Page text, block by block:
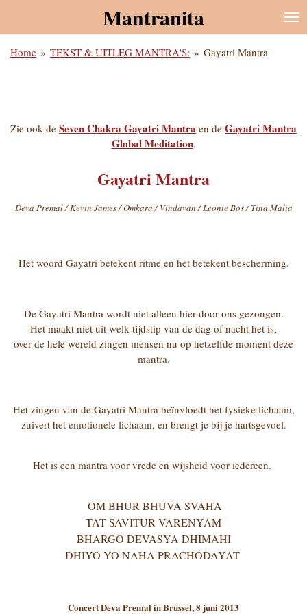
de
Mantranita
Home » TEKST & UITLEG MANTRA'S: » Gayatri Mantra
Zie ook de Seven Chakra Gayatri Mantra en de Gayatri Mantra
Global Meditation.
Gayatri Mantra
Deva Premal / Kevin James / Omkara / Vindavan / Leonie Bos / Tina Malia
Het woord Gayatri betekent ritme en het betekent bescherming.
De Gayatri Mantra wordt niet alleen hier door ons gezongen.
Het maakt niet uit welk tijdstip van de dag of nacht het is,
over de hele wereld zingen mensen nu op hetzelfde moment deze
mantra.
Het zingen van de Gayatri Mantra beïnvloedt het fysieke lichaam,
zuivert het emotionele lichaam, en brengt je bij je hartsgevoel.
Het is een mantra voor vrede en wijsheid voor iedereen.
OM BHUR BHUVA SVAHA
TAT SAVITUR VARENYAM
BHARGO DEVASYA DHIMAHI
DHIYO YO NAHA PRACHODAYAT
Concert Deva Premal in Brussel, 8 juni 2013